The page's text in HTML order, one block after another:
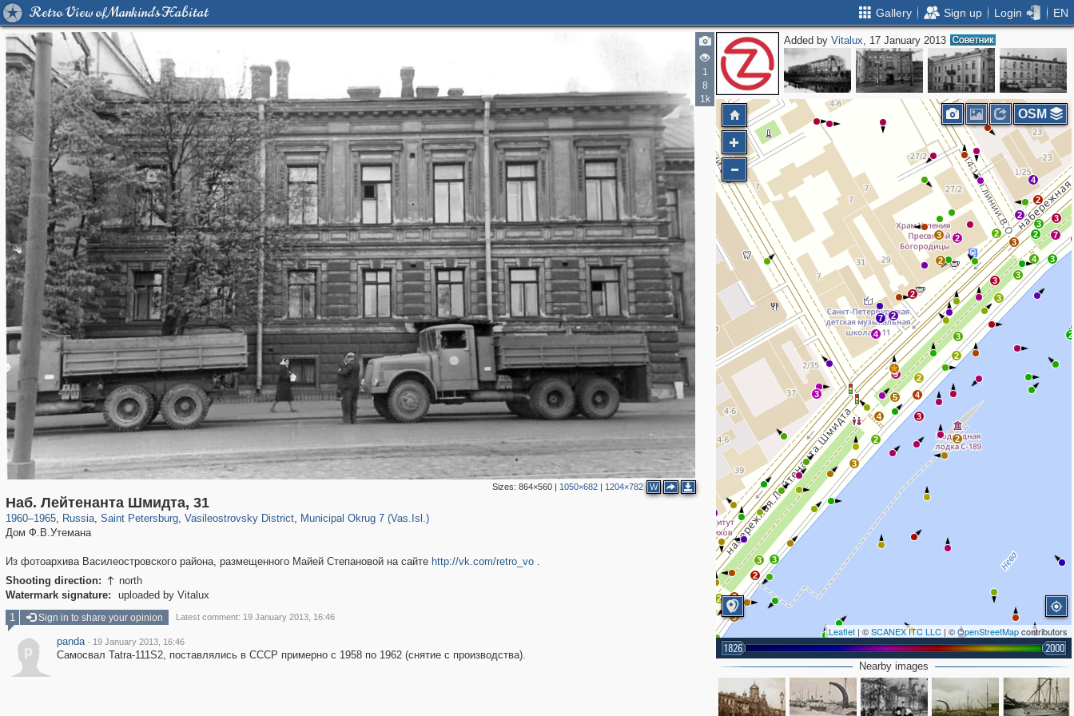
Retro View of Mankind's Habitat Gallery Sign up Login EN
1
8
1k
Sizes: 864×560| 1050×682| 1204×782 W
Наб. Лейтенанта Шмидта, 31
1960–1965, Russia
1,406,034 29,243
, Saint Petersburg
197,063 5,709
, Vasileostrovsky District
14,210
, Municipal Okrug 7 (Vas.Isl.)
Дом Ф.В.Утемана
Из фотоархива Василеостровского района, размещенного Майей Степановой на сайте http://vk.com/retro_vo.
Shooting direction:  north
Watermark signature:
uploaded by Vitalux
Added byVitalux, 17 January 2013
4
2
2
3
4
3
2 7
3
3
2
3
2
3
3
3
2
2
3
7 2
2
2
3
4
3
5
4
3
4
2
2
3
2
2
3
2
3
3
2
3
Leaflet | ©SCANEX ITC LLC | ©OpenStreetMapcontributors
1826 2000
OSM
Nearby images
1 Sign in to share your opinion Latest comment: 19 January 2013, 16:46
p
panda · 19 January 2013, 16:46
Самосвал Tatra-111S2, поставлялись в СССР примерно с 1958 по 1962 (снятие с производства).